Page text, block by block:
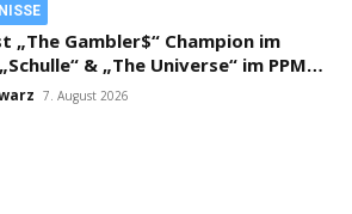
„The Gambler$“ Champion im
& „The Universe“ im PPM
7. August 2026